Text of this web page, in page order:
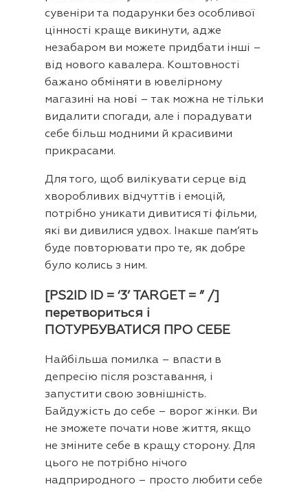
сувеніри та подарунки без особливої ​​
цінності краще викинути, адже
незабаром ви можете придбати інші –
від нового кавалера. Коштовності
бажано обміняти в ювелірному
магазині на нові – так можна не тільки
видалити спогади, але і порадувати
себе більш модними й красивими
прикрасами.
Для того, щоб вилікувати серце від
хворобливих відчуттів і емоцій,
потрібно уникати дивитися ті фільми,
які ви дивилися удвох. Інакше пам’ять
буде повторювати про те, як добре
було колись з ним.
[PS2ID ID = ‘3’ TARGET = ” /]
перетвориться і
ПОТУРБУВАТИСЯ ПРО СЕБЕ
Найбільша помилка – впасти в
депресію після розставання, і
запустити свою зовнішність.
Байдужість до себе – ворог жінки. Ви
не зможете почати нове життя, якщо
не зміните себе в кращу сторону. Для
цього не потрібно нічого
надприродного – просто любити себе